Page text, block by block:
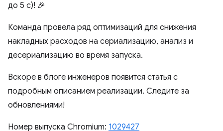
до 5 с)! 🎉
Команда провела ряд оптимизаций для снижения
накладных расходов на сериализацию, анализ и
десериализацию во время запуска.
Вскоре в блоге инженеров появится статья с
подробным описанием реализации. Следите за
обновлениями!
Номер выпуска Chromium: 1029427